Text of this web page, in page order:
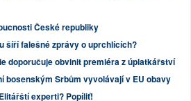
České republiky
šíří falešné zprávy o uprchlících?
doporučuje obvinit premiéra z úplatkářství
bosenským Srbům vyvolávají v EU obavy
Elitářští experti? Popíliť!